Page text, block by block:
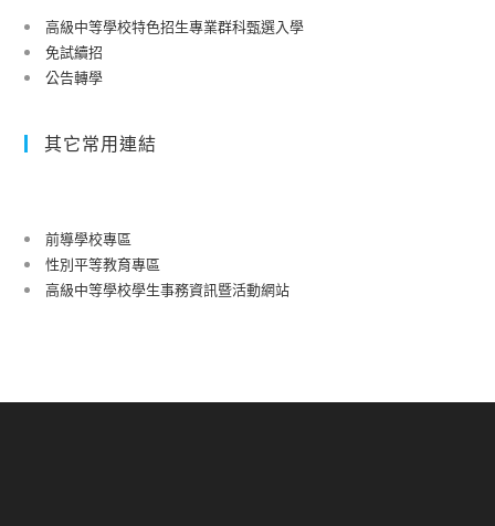
高級中等學校特色招生專業群科甄選入學
免試續招
公告轉學
其它常用連結
前導學校專區
性別平等教育專區
高級中等學校學生事務資訊暨活動網站